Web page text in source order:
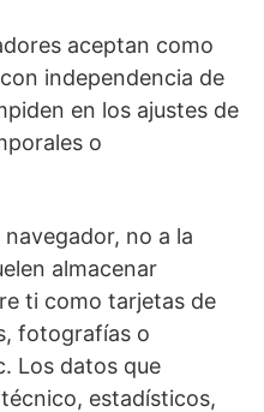
aceptan como
independencia de
en los ajustes de
o
no a la
almacenar
ti como tarjetas de
fotografías o
Los datos que
estadísticos,